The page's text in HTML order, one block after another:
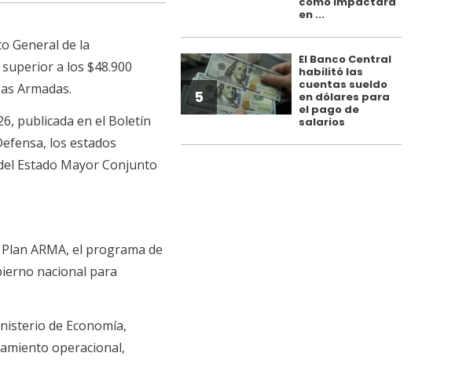
General de la
a los $48.900
Armadas.
publicada en el Boletín
los estados
Estado Mayor Conjunto
ARMA, el programa de
nacional para
de Economía,
operacional,
en ...
5
El Banco Central
habilitó las
cuentas sueldo
en dólares para
el pago de
salarios